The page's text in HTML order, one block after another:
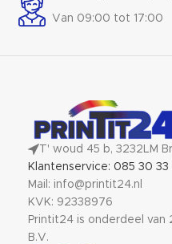
Van 09:00 tot 17:00
T' woud 45 b, 3232LM
Klantenservice: 085 30 33
Mail: info@printit24.nl
KVK: 92338976
Printit24 is onderdeel van
B.V.